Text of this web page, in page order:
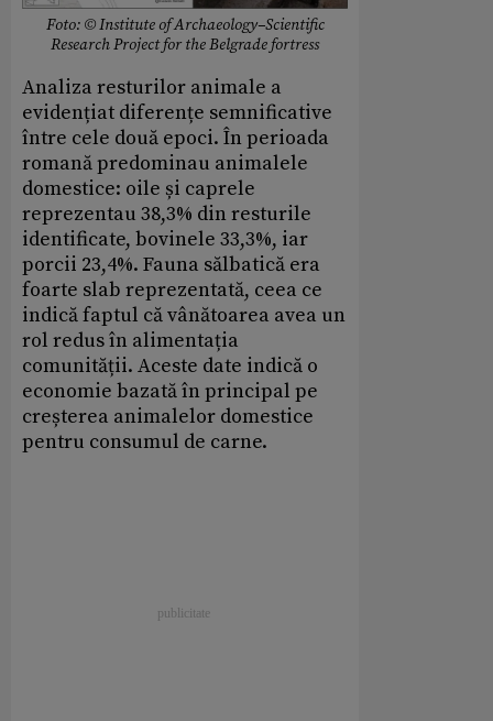
Foto: © Institute of Archaeology–Scientific
Research Project for the Belgrade fortress
Analiza resturilor animale a
evidențiat diferențe semnificative
între cele două epoci. În perioada
romană predominau animalele
domestice: oile și caprele
reprezentau 38,3% din resturile
identificate, bovinele 33,3%, iar
porcii 23,4%. Fauna sălbatică era
foarte slab reprezentată, ceea ce
indică faptul că vânătoarea avea un
rol redus în alimentația
comunității. Aceste date indică o
economie bazată în principal pe
creșterea animalelor domestice
pentru consumul de carne.